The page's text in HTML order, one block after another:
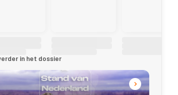
in het dossier